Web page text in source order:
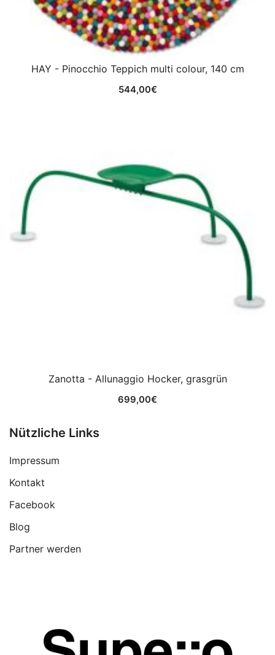
HAY - Pinocchio Teppich multi colour, 140 cm
544,00€
Zanotta - Allunaggio Hocker, grasgrün
699,00€
Nützliche Links
Impressum
Kontakt
Facebook
Blog
Partner werden